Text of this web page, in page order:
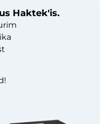
Haktek'is.